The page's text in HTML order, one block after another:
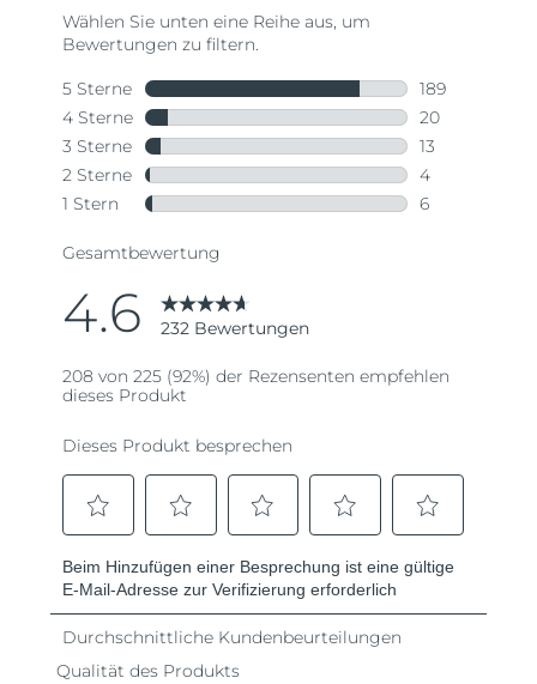
Reviews.
Link
derselben